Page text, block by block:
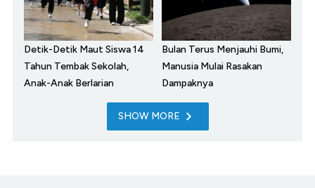
Detik-Detik Maut Siswa 14
Tahun Tembak Sekolah,
Anak-Anak Berlarian
Bulan Terus Menjauhi Bumi,
Manusia Mulai Rasakan
Dampaknya
SHOW MORE